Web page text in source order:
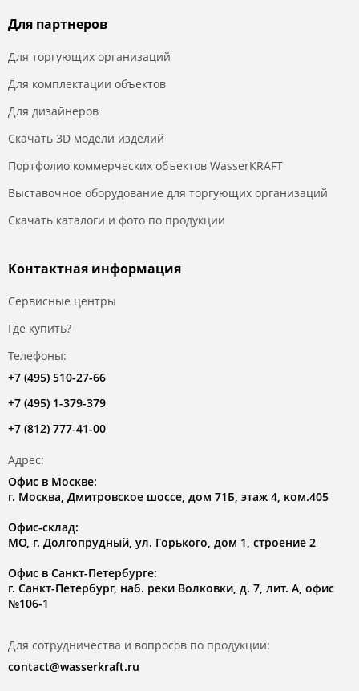
Для партнеров
Для торгующих организаций
Для комплектации объектов
Для дизайнеров
Скачать 3D модели изделий
Портфолио коммерческих объектов WasserKRAFT
Выставочное оборудование для торгующих организаций
Скачать каталоги и фото по продукции
Контактная информация
Сервисные центры
Где купить?
Телефоны:
+7 (495) 510-27-66
+7 (495) 1-379-379
+7 (812) 777-41-00
Адрес:
Офис в Москве:
г. Москва, Дмитровское шоссе, дом 71Б, этаж 4, ком.405
Офис-склад:
МО, г. Долгопрудный, ул. Горького, дом 1, строение 2
Офис в Санкт-Петербурге:
г. Санкт-Петербург, наб. реки Волковки, д. 7, лит. А, офис
№106-1
Для сотрудничества и вопросов по продукции:
contact@wasserkraft.ru